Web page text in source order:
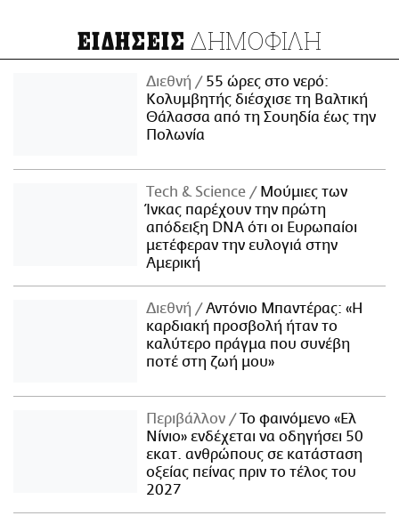
ΕΙΔΗΣΕΙΣ ΔΗΜΟΦΙΛΗ
Διεθνή
55 ώρες στο νερό:
Κολυμβητής διέσχισε τη Βαλτική
Θάλασσα από τη Σουηδία έως την
Πολωνία
Τech & Science
Μούμιες των
Ίνκας παρέχουν την πρώτη
απόδειξη DNA ότι οι Ευρωπαίοι
μετέφεραν την ευλογιά στην
Αμερική
Διεθνή
Αντόνιο Μπαντέρας: «Η
καρδιακή προσβολή ήταν το
καλύτερο πράγμα που συνέβη
ποτέ στη ζωή μου»
Περιβάλλον
Το φαινόμενο «Ελ
Νίνιο» ενδέχεται να οδηγήσει 50
εκατ. ανθρώπους σε κατάσταση
οξείας πείνας πριν το τέλος του
2027